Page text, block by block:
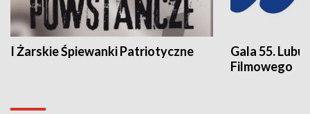
I Żarskie Śpiewanki Patriotyczne
Gala 55.
Filmowego